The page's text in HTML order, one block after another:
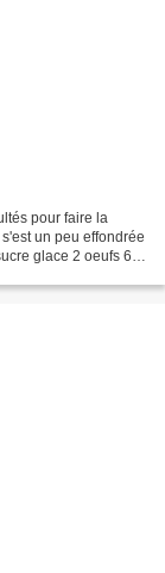
pour faire la
un peu effondrée
glace 2 oeufs 60